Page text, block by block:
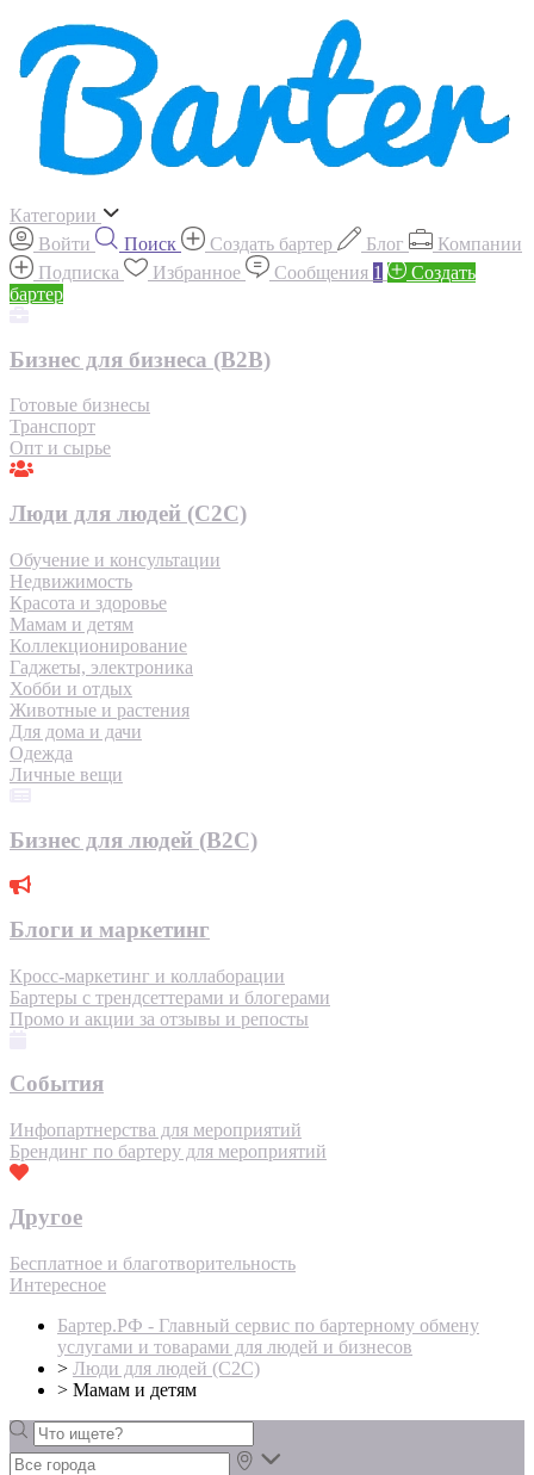
Категории
Войти
Поиск Создать бартер Блог
Компании
Подписка
Избранное Сообщения 1
Создать
бартер
Бизнес для бизнеса (B2B)
Готовые бизнесы
Транспорт
Опт и сырье
Люди для людей (С2С)
Обучение и консультации
Недвижимость
Красота и здоровье
Мамам и детям
Коллекционирование
Гаджеты, электроника
Хобби и отдых
Животные и растения
Для дома и дачи
Одежда
Личные вещи
Бизнес для людей (B2C)
Блоги и маркетинг
Кросс-маркетинг и коллаборации
Бартеры с трендсеттерами и блогерами
Промо и акции за отзывы и репосты
События
Инфопартнерства для мероприятий
Брендинг по бартеру для мероприятий
Другое
Бесплатное и благотворительность
Интересное
Бартер.РФ - Главный сервис по бартерному обмену
услугами и товарами для людей и бизнесов
> Люди для людей (С2С)
> Мамам и детям